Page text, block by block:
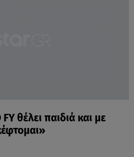
θέλει παιδιά και με